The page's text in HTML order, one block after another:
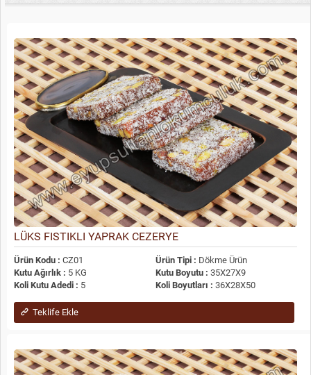
LÜKS FISTIKLI YAPRAK CEZERYE
Ürün Kodu : CZ01 Ürün Tipi : Dökme Ürün
Kutu Ağırlık : 5 KG Kutu Boyutu :35X27X9
Koli Kutu Adedi : 5 Koli Boyutları :36X28X50
Teklife Ekle